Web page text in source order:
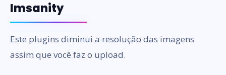
Imsanity
Este plugins diminui a resolução das imagens
assim que você faz o upload.